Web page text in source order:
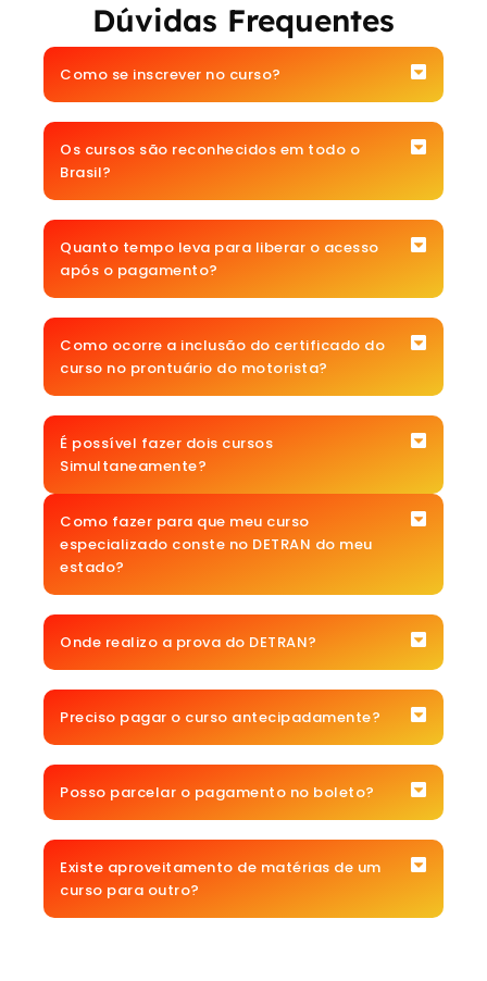
Dúvidas Frequentes
Como se inscrever no curso?
Os cursos são reconhecidos em todo o
Brasil?
Quanto tempo leva para liberar o acesso
após o pagamento?
Como ocorre a inclusão do certificado do
curso no prontuário do motorista?
É possível fazer dois cursos
Simultaneamente?
Como fazer para que meu curso
especializado conste no DETRAN do meu
estado?
Onde realizo a prova do DETRAN?
Preciso pagar o curso antecipadamente?
Posso parcelar o pagamento no boleto?
Existe aproveitamento de matérias de um
curso para outro?